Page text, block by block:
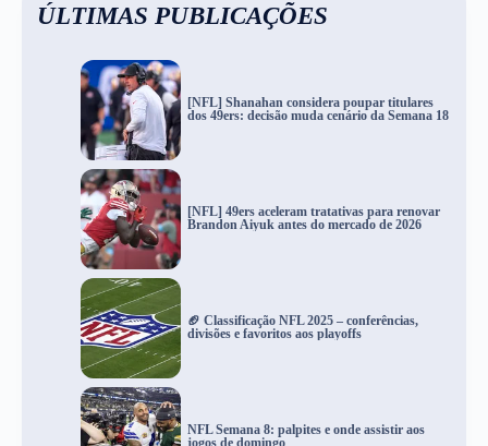
ÚLTIMAS PUBLICAÇÕES
[NFL] Shanahan considera poupar titulares
dos 49ers: decisão muda cenário da Semana 18
[NFL] 49ers aceleram tratativas para renovar
Brandon Aiyuk antes do mercado de 2026
🏈 Classificação NFL 2025 – conferências,
divisões e favoritos aos playoffs
NFL Semana 8: palpites e onde assistir aos
jogos de domingo